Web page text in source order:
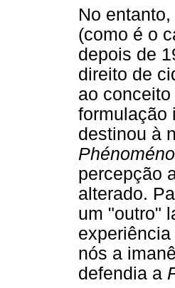
No
(como é o
depois de
direito de
ao
formulação
destinou à
percepção
alterado.
um "outro"
nós a
defendia a